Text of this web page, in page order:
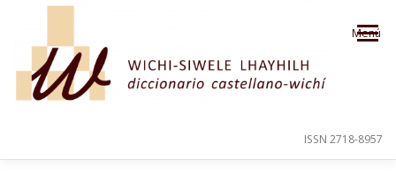
Saltar al contenido
Menú
ISSN 2718-8957